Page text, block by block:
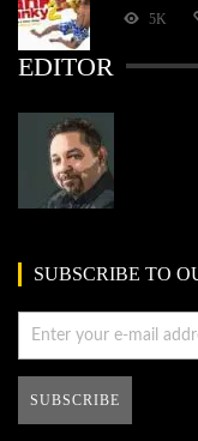
5K
EDITOR
SUBSCRIBE TO